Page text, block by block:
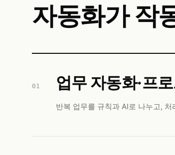
자동화가 작
01 업무 자동화·프
반복 업무를 규칙과 AI로 나누고,